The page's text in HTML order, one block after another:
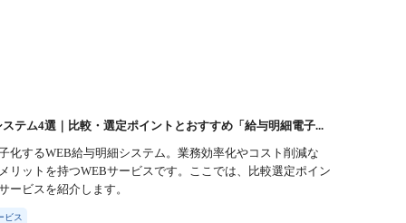
テム4選｜比較・選定ポイントとおすすめ「給与明細電子...
化するWEB給与明細システム。業務効率化やコスト削減な
リットを持つWEBサービスです。ここでは、比較選定ポイン
ービスを紹介します。
ビス